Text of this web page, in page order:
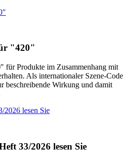
"420"
für Produkte im Zusammenhang mit
Als internationaler Szene-Code
beschreibende Wirkung und damit
2026 lesen Sie
33/2026 lesen Sie